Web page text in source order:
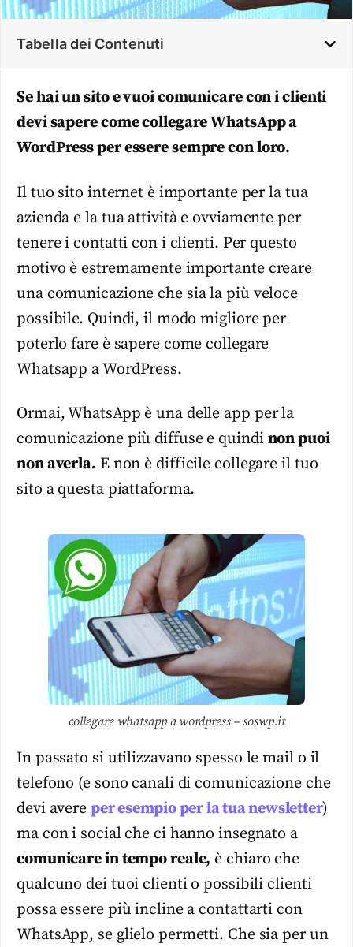
Tabella dei Contenuti
Se hai un sito e vuoi comunicare con i clienti
devi sapere come collegare WhatsApp a
WordPress per essere sempre con loro.
Il tuo sito internet è importante per la tua
azienda e la tua attività e ovviamente per
tenere i contatti con i clienti. Per questo
motivo è estremamente importante creare
una comunicazione che sia la più veloce
possibile. Quindi, il modo migliore per
poterlo fare è sapere come collegare
Whatsapp a WordPress.
Ormai, WhatsApp è una delle app per la
comunicazione più diffuse e quindi non puoi
non averla. E non è difficile collegare il tuo
sito a questa piattaforma.
collegare whatsapp a wordpress – soswp.it
In passato si utilizzavano spesso le mail o il
telefono (e sono canali di comunicazione che
devi avere per esempio per la tua newsletter)
ma con i social che ci hanno insegnato a
comunicare in tempo reale, è chiaro che
qualcuno dei tuoi clienti o possibili clienti
possa essere più incline a contattarti con
WhatsApp, se glielo permetti. Che sia per un